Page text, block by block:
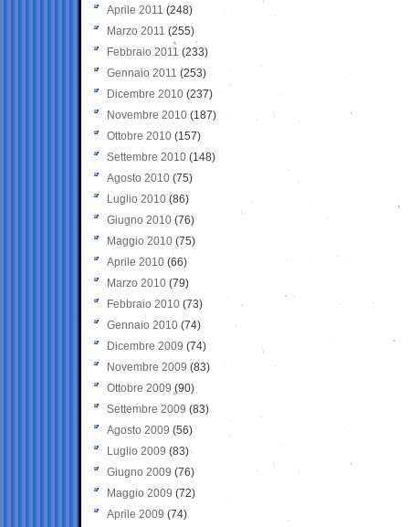
Aprile 2011 (248)
Marzo 2011 (255)
Febbraio 2011 (233)
Gennaio 2011 (253)
Dicembre 2010 (237)
Novembre 2010 (187)
Ottobre 2010 (157)
Settembre 2010 (148)
Agosto 2010 (75)
Luglio 2010 (86)
Giugno 2010 (76)
Maggio 2010 (75)
Aprile 2010 (66)
Marzo 2010 (79)
Febbraio 2010 (73)
Gennaio 2010 (74)
Dicembre 2009 (74)
Novembre 2009 (83)
Ottobre 2009 (90)
Settembre 2009 (83)
Agosto 2009 (56)
Luglio 2009 (83)
Giugno 2009 (76)
Maggio 2009 (72)
Aprile 2009 (74)